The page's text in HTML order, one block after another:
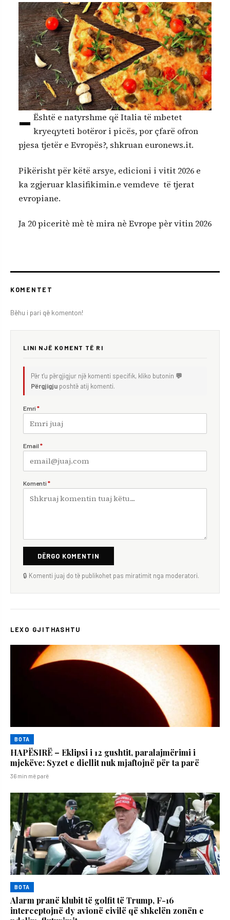
– Është e natyrshme që Italia të mbetet
kryeqyteti botëror i picës, por çfarë ofron
pjesa tjetër e Evropës?, shkruan euronews.it.
Pikërisht për këtë arsye, edicioni i vitit 2026 e
ka zgjeruar klasifikimin.e vemdeve të tjerat
evropiane.
Ja 20 piceritè mè tè mira nè Evrope pèr vitin 2026
KOMENTET
Bëhu i pari që komenton!
LINI NJË KOMENT TË RI
Për t'u përgjigjur një komenti specifik, kliko butonin 💬
Përgjigju poshtë atij komenti.
Emri *
Email *
Komenti *
DËRGO KOMENTIN
🔒 Komenti juaj do të publikohet pas miratimit nga moderatori.
LEXO GJITHASHTU
BOTA
HAPËSIRË – Eklipsi i 12 gushtit, paralajmërimi i
mjekëve: Syzet e diellit nuk mjaftojnë për ta parë
36 min më parë
BOTA
Alarm pranë klubit të golfit të Trump, F-16
interceptojnë dy avionë civilë që shkelën zonën e